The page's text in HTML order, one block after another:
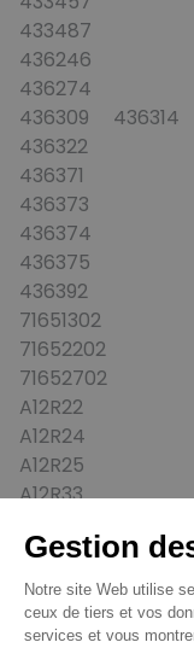
433487
436246
436274
436309 436314
436322
436371
436373
436374
436375
436392
71651302
71652202
71652702
A12R22
A12R24
A12R25
A12R33
A12R44
A12R50
A12R52
A12R53